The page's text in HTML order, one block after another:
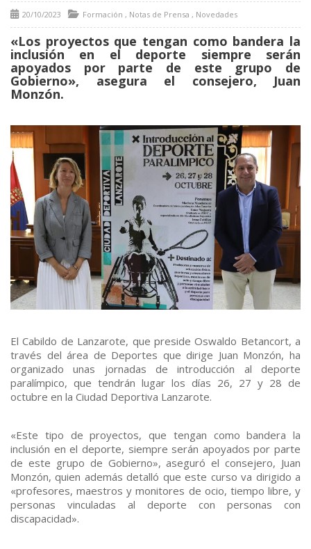
20/10/2023 Formación , Notas de Prensa , Novedades
«Los proyectos que tengan como bandera la
inclusión en el deporte siempre serán
apoyados por parte de este grupo de
Gobierno», asegura el consejero, Juan
Monzón.
El Cabildo de Lanzarote, que preside Oswaldo Betancort, a
través del área de Deportes que dirige Juan Monzón, ha
organizado unas jornadas de introducción al deporte
paralímpico, que tendrán lugar los días 26, 27 y 28 de
octubre en la Ciudad Deportiva Lanzarote.
«Este tipo de proyectos, que tengan como bandera la
inclusión en el deporte, siempre serán apoyados por parte
de este grupo de Gobierno», aseguró el consejero, Juan
Monzón, quien además detalló que este curso va dirigido a
«profesores, maestros y monitores de ocio, tiempo libre, y
personas vinculadas al deporte con personas con
discapacidad».